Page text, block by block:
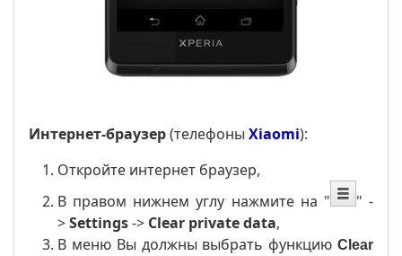
Интернет-браузер(телефоны Xiaomi):
Откройте интернет браузер,
B правом нижнем углу нажмите на "
" -
>Settings-> Clear private data,
В меню Вы должны выбрать функцию Clear